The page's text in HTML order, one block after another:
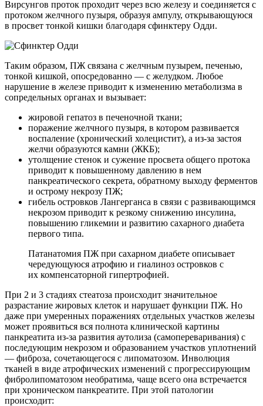
Вирсунгов проток проходит через всю железу и соединяется с
протоком желчного пузыря, образуя ампулу, открывающуюся
в просвет тонкой кишки благодаря сфинктеру Одди.
Таким образом, ПЖ связана с желчным пузырем, печенью,
тонкой кишкой, опосредованно — с желудком. Любое
нарушение в железе приводит к изменению метаболизма в
сопредельных органах и вызывает:
жировой гепатоз в печеночной ткани;
поражение желчного пузыря, в котором развивается
воспаление (хронический холецистит), а из-за застоя
желчи образуются камни (ЖКБ);
утолщение стенок и сужение просвета общего протока
приводит к повышенному давлению в нем
панкреатического секрета, обратному выходу ферментов
и острому некрозу ПЖ;
гибель островков Лангерганса в связи с развивающимся
некрозом приводит к резкому снижению инсулина,
повышению гликемии и развитию сахарного диабета
первого типа.
Патанатомия ПЖ при сахарном диабете описывает
чередующуюся атрофию и гиалиноз островков с
их компенсаторной гипертрофией.
При 2 и 3 стадиях стеатоза происходит значительное
разрастание жировых клеток и нарушает функции ПЖ. Но
даже при умеренных поражениях отдельных участков железы
может проявиться вся полнота клинической картины
панкреатита из-за развития аутолиза (самопереваривания) с
последующим некрозом и образованием участков уплотнений
— фиброза, сочетающегося с липоматозом. Инволюция
тканей в виде атрофических изменений с прогрессирующим
фибролипоматозом необратима, чаще всего она встречается
при хроническом панкреатите. При этой патологии
происходит: